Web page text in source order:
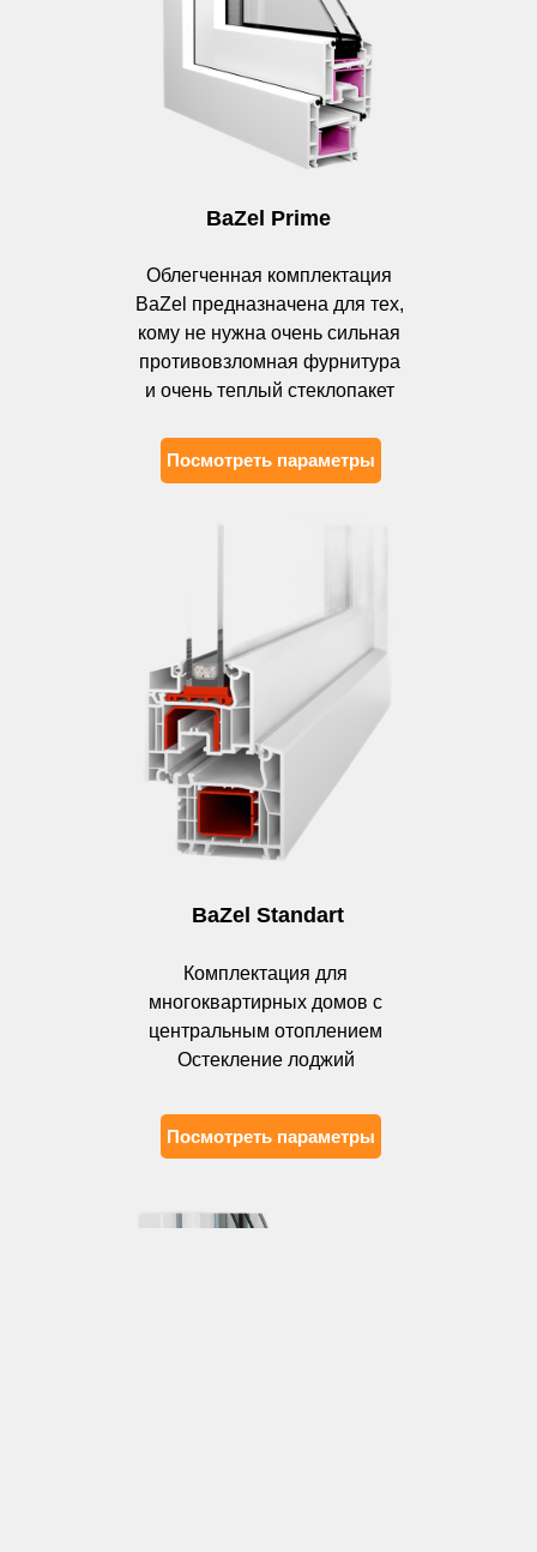
BaZel Prime
BaZel Standart
Облегченная комплектация
BaZel предназначена для тех,
кому не нужна очень сильная
противовзломная фурнитура
и очень теплый стеклопакет
Комплектация для
многоквартирных домов с
центральным отоплением
Остекление лоджий
Посмотреть параметры
Посмотреть параметры